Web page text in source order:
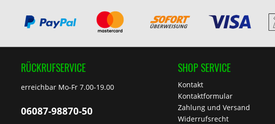
RÜCKRUFSERVICE
erreichbar Mo-Fr 7.00-19.00
06087-98870-50
SHOP SERVICE
Kontakt
Kontaktformular
Zahlung und Versand
Widerrufsrecht